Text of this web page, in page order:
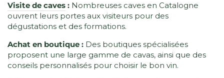
Visite de caves : Nombreuses caves en Catalogne
ouvrent leurs portes aux visiteurs pour des
dégustations et des formations.
Achat en boutique : Des boutiques spécialisées
proposent une large gamme de cavas, ainsi que des
conseils personnalisés pour choisir le bon vin.